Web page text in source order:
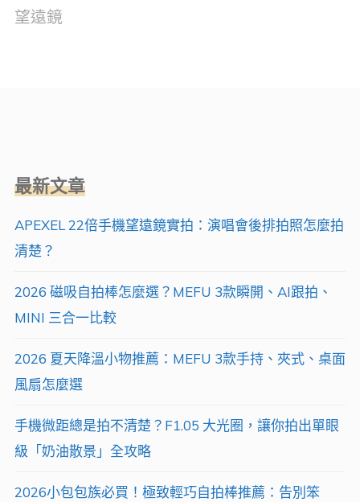
望遠鏡
最新文章
APEXEL 22倍手機望遠鏡實拍：演唱會後排拍照怎麼拍
清楚？
2026 磁吸自拍棒怎麼選？MEFU 3款瞬開、AI跟拍、
MINI 三合一比較
2026 夏天降溫小物推薦：MEFU 3款手持、夾式、桌面
風扇怎麼選
手機微距總是拍不清楚？F1.05 大光圈，讓你拍出單眼
級「奶油散景」全攻略
2026小包包族必買！極致輕巧自拍棒推薦：告別笨